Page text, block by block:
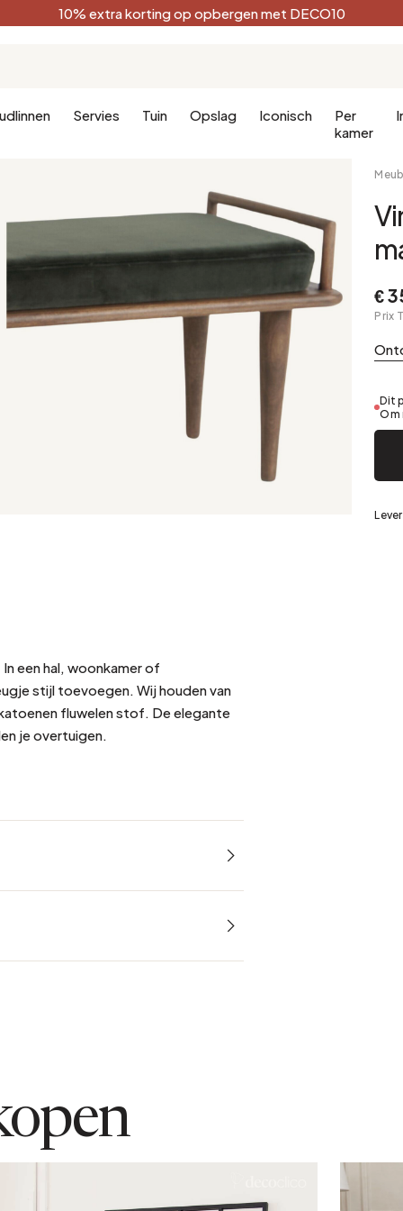
10% extra korting op opbergen met DECO10
Servies Tuin Opslag Iconisch
Per
kamer
Keukenmeubels
Badkamer
staal
Zwart
Bosgroen
€
Prix
Dit
Om
een hal, woonkamer of
stijl toevoegen. Wij houden van
fluwelen stof. De elegante
je overtuigen.